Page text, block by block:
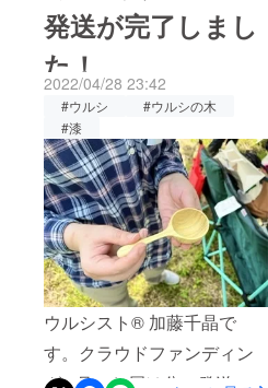
す。どうぞこれからも、一
緒に'楽しく'応援、よろしく
お願いします！感謝を込め
てウルシスト®︎ 加藤千晶
た！上米内駅はJR東日本の
無人駅活用で、2020年に漆
をテーマとする素敵なコ
ミュニティスペースに生ま
れ変わりました。ウルシの
木の活用プロジェクトで協
働している（社）次世代漆
協会さんが運営していま
す。イベントにはたくさん
の来場者で大賑わい。漆が
地域を元気にしている好
例。リニューアル前の静か
発送が完了しまし
た！
2022/04/28 23:42
#ウルシ
#ウルシの木
#漆
ウルシスト®︎ 加藤千晶で
す。クラウドファンディン
グ 4月のお届け分の発送